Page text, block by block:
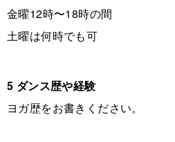
金曜12時〜18時の間
土曜は何時でも可
5 ダンス歴や経験
ヨガ歴をお書きください。